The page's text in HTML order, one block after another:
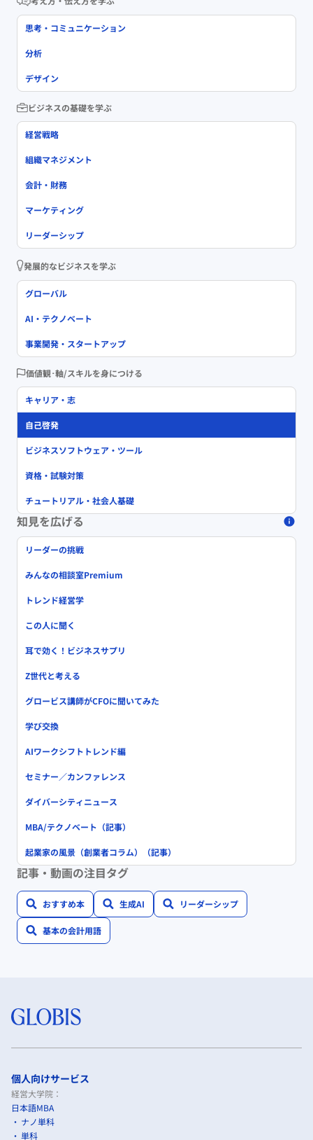
思考・コミュニケーション
分析
デザイン
ビジネスの基礎を学ぶ
経営戦略
組織マネジメント
会計・財務
マーケティング
リーダーシップ
発展的なビジネスを学ぶ
グローバル
AI・テクノベート
事業開発・スタートアップ
価値観･軸/スキルを身につける
キャリア・志
自己啓発
ビジネスソフトウェア・ツール
資格・試験対策
チュートリアル・社会人基礎
知見を広げる
リーダーの挑戦
みんなの相談室Premium
トレンド経営学
この人に聞く
耳で効く！ビジネスサプリ
Z世代と考える
グロービス講師がCFOに聞いてみた
学び交換
AIワークシフトトレンド編
セミナー／カンファレンス
ダイバーシティニュース
MBA/テクノベート（記事）
起業家の風景（創業者コラム）（記事）
記事・動画の注目タグ
おすすめ本 生成AI リーダーシップ
基本の会計用語
個人向けサービス
経営大学院：
日本語MBA
ナノ単科
単科